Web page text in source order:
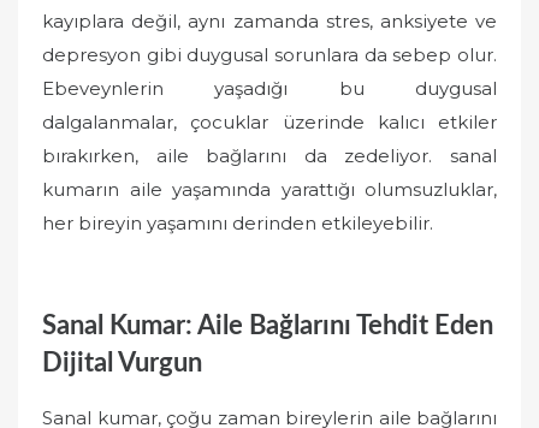
kayıplara değil, aynı zamanda stres, anksiyete ve
depresyon gibi duygusal sorunlara da sebep olur.
Ebeveynlerin yaşadığı bu duygusal
dalgalanmalar, çocuklar üzerinde kalıcı etkiler
bırakırken, aile bağlarını da zedeliyor. sanal
kumarın aile yaşamında yarattığı olumsuzluklar,
her bireyin yaşamını derinden etkileyebilir.
Sanal Kumar: Aile Bağlarını Tehdit Eden
Dijital Vurgun
Sanal kumar, çoğu zaman bireylerin aile bağlarını